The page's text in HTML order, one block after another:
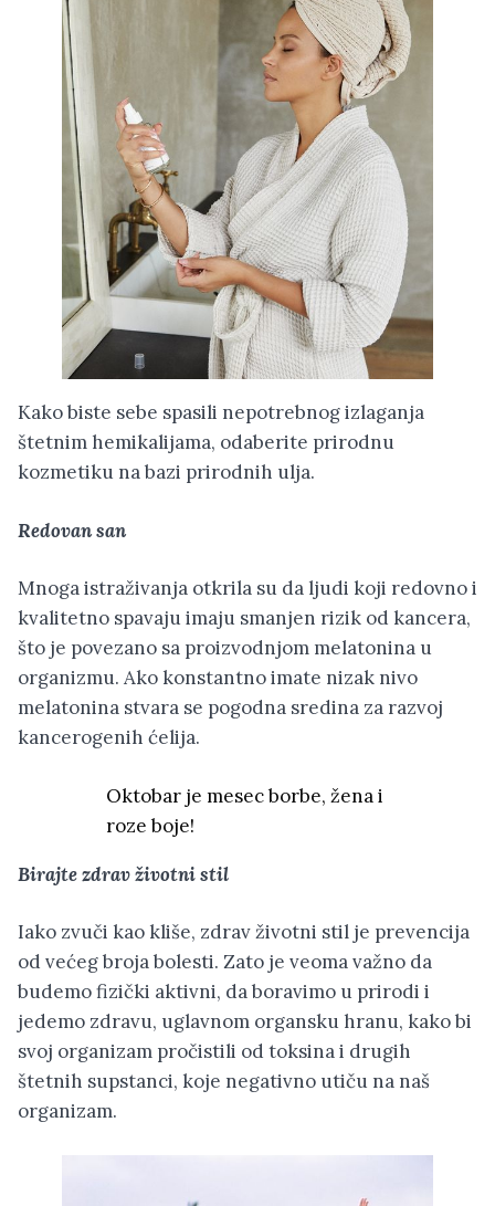
Kako biste sebe spasili nepotrebnog izlaganja
štetnim hemikalijama, odaberite prirodnu
kozmetiku na bazi prirodnih ulja.
Redovan san
Mnoga istraživanja otkrila su da ljudi koji redovno i
kvalitetno spavaju imaju smanjen rizik od kancera,
što je povezano sa proizvodnjom melatonina u
organizmu. Ako konstantno imate nizak nivo
melatonina stvara se pogodna sredina za razvoj
kancerogenih ćelija.
Oktobar je mesec borbe, žena i
roze boje!
Birajte zdrav životni stil
Iako zvuči kao kliše, zdrav životni stil je prevencija
od većeg broja bolesti. Zato je veoma važno da
budemo fizički aktivni, da boravimo u prirodi i
jedemo zdravu, uglavnom organsku hranu, kako bi
svoj organizam pročistili od toksina i drugih
štetnih supstanci, koje negativno utiču na naš
organizam.